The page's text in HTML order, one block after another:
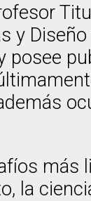
y Diseño
posee
más
la